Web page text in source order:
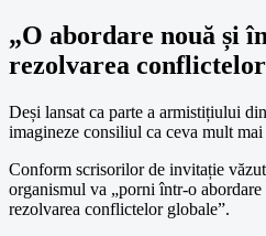
„O abordare nouă și
rezolvarea
Deși lansat ca parte a armistițiului
imagineze consiliul ca ceva mult mai
Conform scrisorilor de invitație
organismul va „porni într-o abordare
rezolvarea conflictelor globale”.